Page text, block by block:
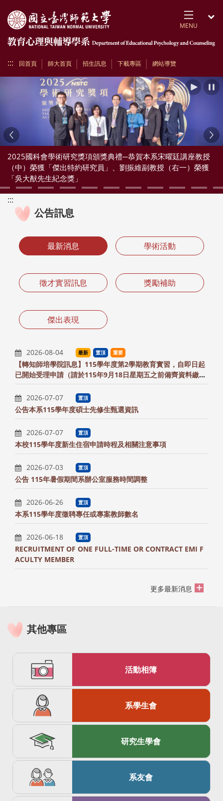
MENU
::: 回首頁 師大首頁 招生訊息 下載專區 網站導覽
播放
2025國科會學術研究獎項頒獎典禮─恭賀本系宋曜廷講座教授
（中）榮獲「傑出特約研究員」、劉振維副教授（右一）榮獲
「吳大猷先生紀念獎」
Previous
:::
公告訊息
最新消息
2026-08-04 最新 置頂 重要
【轉知師培學院訊息】115學年度第2學期教育實習，自即日起
已開始受理申請（請於115年9月18日星期五之前備齊資料繳交
至系辦）
2026-07-07
置頂
公告本系115學年度碩士先修生甄選資訊
2026-07-07 置頂
本校115學年度新生住宿申請時程及相關注意事項
2026-07-03 置頂
公告 115年暑假期間系辦公室服務時間調整
2026-06-26 置頂
本系115學年度徵聘專任或專案教師數名
2026-06-18 置頂
RECRUITMENT OF ONE FULL-TIME OR CONTRACT EMI F
ACULTY MEMBER
更多最新消息
學術活動
徵才實習訊息 獎勵補助
傑出表現
其他專區
活動相簿
系學生會
研究生學會
系友會